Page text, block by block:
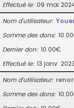
Effectué le 09 mai
Nom d’utilisateur
Somme des dons
Dernier don 10.00€
Effectué le 13 janv.
Nom d’utilisateur
Somme des dons